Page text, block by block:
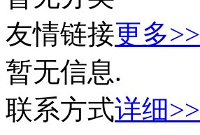
友情链接更多>>
暂无信息.
联系方式详细>>